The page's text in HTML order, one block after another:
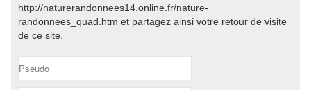
http://naturerandonnees14.online.fr/nature-
randonnees_quad.htm et partagez ainsi votre retour de visite
de ce site.